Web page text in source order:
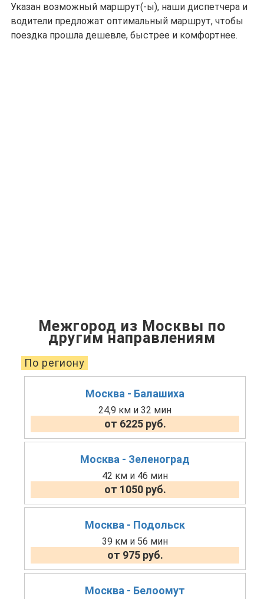
Указан возможный маршрут(-ы), наши диспетчера и
водители предложат оптимальный маршрут, чтобы
поездка прошла дешевле, быстрее и комфортнее.
Межгород из Москвы по
другим направлениям
По региону
Москва - Балашиха
24,9 км и 32 мин
от 6225 руб.
Москва - Зеленоград
42 км и 46 мин
от 1050 руб.
Москва - Подольск
39 км и 56 мин
от 975 руб.
Москва - Белоомут